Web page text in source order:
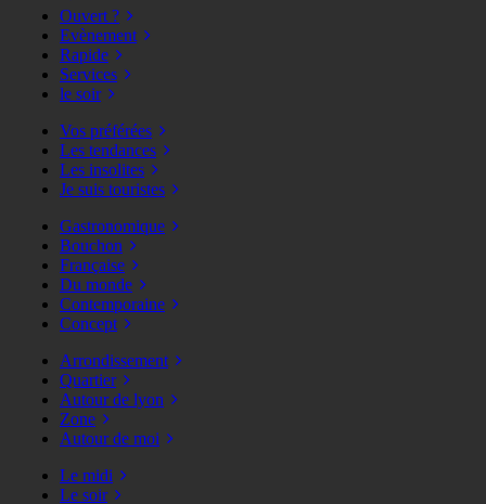
Ouvert ?
Evènement
Rapide
Services
le soir
Vos préférées
Les tendances
Les insolites
Je suis touristes
Gastronomique
Bouchon
Française
Du monde
Contemporaine
Concept
Arrondissement
Quartier
Autour de lyon
Zone
Autour de moi
Le midi
Le soir